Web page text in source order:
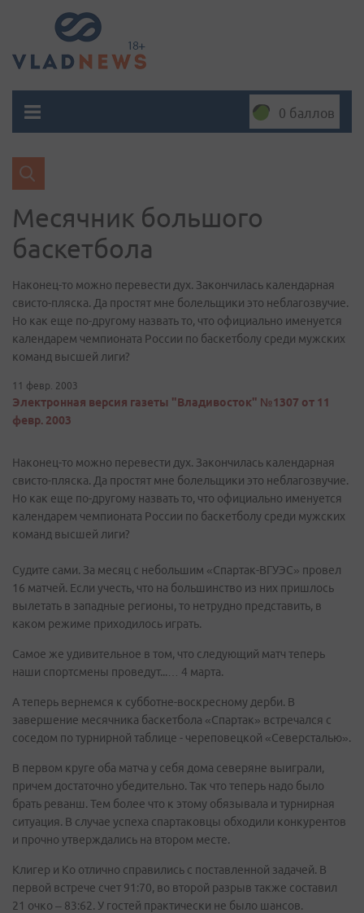
0 баллов
Месячник большого
баскетбола
Наконец-то можно перевести дух. Закончилась календарная
свисто-пляска. Да простят мне болельщики это неблагозвучие.
Но как еще по-другому назвать то, что официально именуется
календарем чемпионата России по баскетболу среди мужских
команд высшей лиги?
11 февр. 2003
Электронная версия газеты "Владивосток" №1307 от 11
февр. 2003
Наконец-то можно перевести дух. Закончилась календарная
свисто-пляска. Да простят мне болельщики это неблагозвучие.
Но как еще по-другому назвать то, что официально именуется
календарем чемпионата России по баскетболу среди мужских
команд высшей лиги?
Судите сами. За месяц с небольшим «Спартак-ВГУЭС» провел
16 матчей. Если учесть, что на большинство из них пришлось
вылетать в западные регионы, то нетрудно представить, в
каком режиме приходилось играть.
Самое же удивительное в том, что следующий матч теперь
наши спортсмены проведут...… 4 марта.
А теперь вернемся к субботне-воскресному дерби. В
завершение месячника баскетбола «Спартак» встречался с
соседом по турнирной таблице - череповецкой «Северсталью».
В первом круге оба матча у себя дома северяне выиграли,
причем достаточно убедительно. Так что теперь надо было
брать реванш. Тем более что к этому обязывала и турнирная
ситуация. В случае успеха спартаковцы обходили конкурентов
и прочно утверждались на втором месте.
Клигер и Ко отлично справились с поставленной задачей. В
первой встрече счет 91:70, во второй разрыв также составил
21 очко – 83:62. У гостей практически не было шансов.